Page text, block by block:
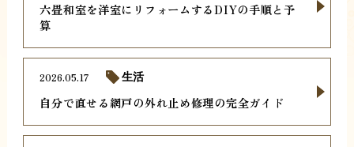
六畳和室を洋室にリフォームするDIYの手順と予
算
自分で直せる網戸の外れ止め修理の完全ガイド
2026.05.17 生活